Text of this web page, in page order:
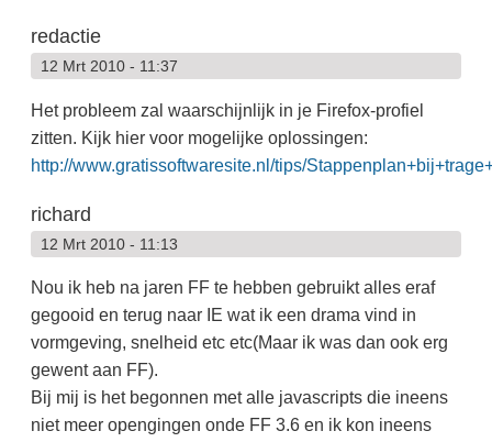
redactie
12 Mrt 2010 - 11:37
Het probleem zal waarschijnlijk in je Firefox-profiel
zitten. Kijk hier voor mogelijke oplossingen:
http://www.gratissoftwaresite.nl/tips/
richard
12 Mrt 2010 - 11:13
Nou ik heb na jaren FF te hebben gebruikt alles eraf
gegooid en terug naar IE wat ik een drama vind in
vormgeving, snelheid etc etc(Maar ik was dan ook erg
gewent aan FF).
Bij mij is het begonnen met alle javascripts die ineens
niet meer opengingen onde FF 3.6 en ik kon ineens